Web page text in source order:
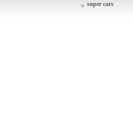
super cars